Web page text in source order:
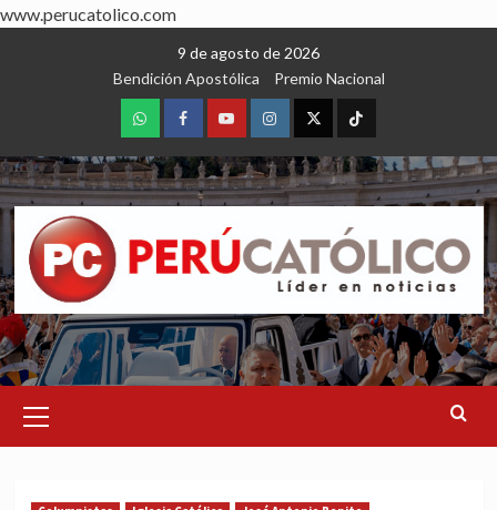
www.perucatolico.com
9 de agosto de 2026
Bendición Apostólica
Premio Nacional
WhatsAppFacebookYoutubeInstagram
X TikTok
Menu